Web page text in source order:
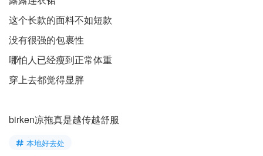
这个长款的面料不如短款
没有很强的包裹性
哪怕人已经瘦到正常体重
穿上去都觉得显胖
birken凉拖真是越传越舒服
本地好去处